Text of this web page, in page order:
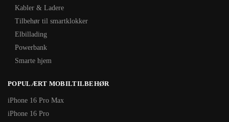
Kabler & Ladere
Tilbehør til smartklokker
Elbillading
Powerbank
Smarte hjem
POPULÆRT MOBILTILBEHØR
iPhone 16 Pro Max
iPhone 16 Pro